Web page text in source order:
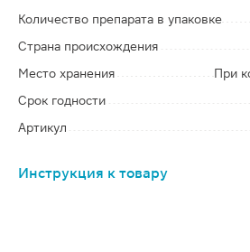
Количество препарата в упаковке
Страна происхождения
Место хранения
При
Срок годности
Артикул
Инструкция к товару